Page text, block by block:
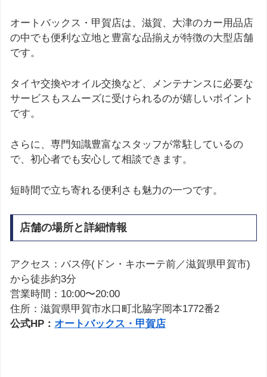
オートバックス・甲賀店は、滋賀、大津のカー用品店
の中でも便利な立地と豊富な品揃えが特徴の大型店舗
です。
タイヤ交換やオイル交換など、メンテナンスに必要な
サービスもスムーズに受けられるのが嬉しいポイント
です。
さらに、専門知識豊富なスタッフが常駐しているの
で、初心者でも安心して相談できます。
短時間で立ち寄れる便利さも魅力の一つです。
店舗の場所と詳細情報
アクセス：バス停(ドン・キホーテ前／滋賀県甲賀市)
から徒歩約3分
営業時間：10:00〜20:00
住所：滋賀県甲賀市水口町北脇字岡本1772番2
公式HP： オートバックス・甲賀店